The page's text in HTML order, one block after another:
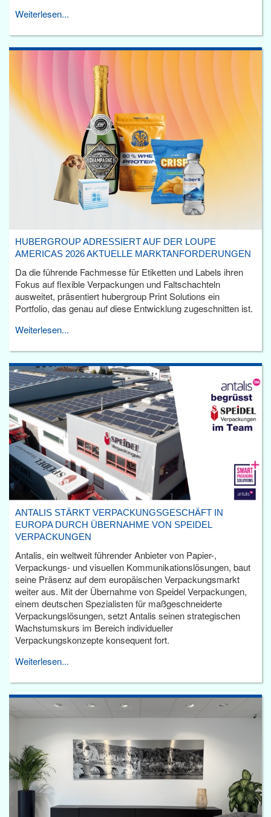
Weiterlesen...
HUBERGROUP ADRESSIERT AUF DER LOUPE
AMERICAS 2026 AKTUELLE MARKTANFORDERUNGEN
Da die führende Fachmesse für Etiketten und Labels ihren
Fokus auf flexible Verpackungen und Faltschachteln
ausweitet, präsentiert hubergroup Print Solutions ein
Portfolio, das genau auf diese Entwicklung zugeschnitten ist.
Weiterlesen...
ANTALIS STÄRKT VERPACKUNGSGESCHÄFT IN
EUROPA DURCH ÜBERNAHME VON SPEIDEL
VERPACKUNGEN
Antalis, ein weltweit führender Anbieter von Papier-,
Verpackungs- und visuellen Kommunikationslösungen, baut
seine Präsenz auf dem europäischen Verpackungsmarkt
weiter aus. Mit der Übernahme von Speidel Verpackungen,
einem deutschen Spezialisten für maßgeschneiderte
Verpackungslösungen, setzt Antalis seinen strategischen
Wachstumskurs im Bereich individueller
Verpackungskonzepte konsequent fort.
Weiterlesen...